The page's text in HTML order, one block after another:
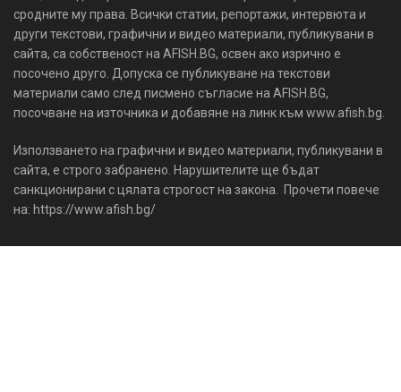
сродните му права. Всички статии, репортажи, интервюта и
други текстови, графични и видео материали, публикувани в
сайта, са собственост на AFISH.BG, освен ако изрично е
посочено друго. Допуска се публикуване на текстови
материали само след писмено съгласие на AFISH.BG,
посочване на източника и добавяне на линк към www.afish.bg.
Използването на графични и видео материали, публикувани в
сайта, е строго забранено. Нарушителите ще бъдат
санкционирани с цялата строгост на закона. Прочети повече
на: https://www.afish.bg/